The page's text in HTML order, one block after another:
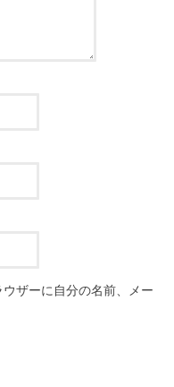
ザーに自分の名前、メー